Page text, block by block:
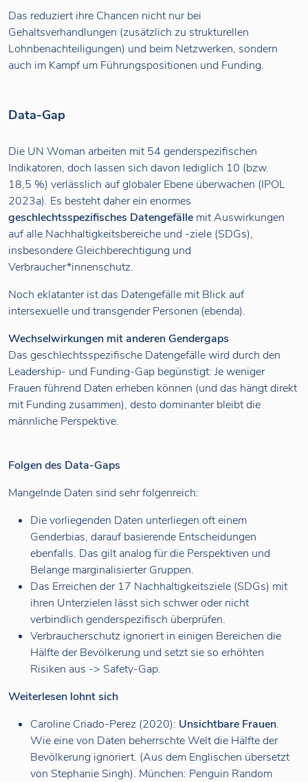
Das reduziert ihre Chancen nicht nur bei
Gehaltsverhandlungen (zusätzlich zu strukturellen
Lohnbenachteiligungen) und beim Netzwerken, sondern
auch im Kampf um Führungspositionen und Funding.
Data-Gap
Die UN Woman arbeiten mit 54 genderspezifischen
Indikatoren, doch lassen sich davon lediglich 10 (bzw.
18,5 %) verlässlich auf globaler Ebene überwachen (IPOL
2023a). Es besteht daher ein enormes
geschlechtsspezifisches Datengefälle mit Auswirkungen
auf alle Nachhaltigkeitsbereiche und -ziele (SDGs),
insbesondere Gleichberechtigung und
Verbraucher*innenschutz.
Noch eklatanter ist das Datengefälle mit Blick auf
intersexuelle und transgender Personen (ebenda).
Wechselwirkungen mit anderen Gendergaps
Das geschlechtsspezifische Datengefälle wird durch den
Leadership- und Funding-Gap begünstigt: Je weniger
Frauen führend Daten erheben können (und das hängt direkt
mit Funding zusammen), desto dominanter bleibt die
männliche Perspektive.
Folgen des Data-Gaps
Mangelnde Daten sind sehr folgenreich:
Die vorliegenden Daten unterliegen oft einem
Genderbias, darauf basierende Entscheidungen
ebenfalls. Das gilt analog für die Perspektiven und
Belange marginalisierter Gruppen.
Das Erreichen der 17 Nachhaltigkeitsziele (SDGs) mit
ihren Unterzielen lässt sich schwer oder nicht
verbindlich genderspezifisch überprüfen.
Verbraucherschutz ignoriert in einigen Bereichen die
Hälfte der Bevölkerung und setzt sie so erhöhten
Risiken aus -> Safety-Gap.
Weiterlesen lohnt sich
Caroline Criado-Perez (2020): Unsichtbare Frauen.
Wie eine von Daten beherrschte Welt die Hälfte der
Bevölkerung ignoriert. (Aus dem Englischen übersetzt
von Stephanie Singh). München: Penguin Random